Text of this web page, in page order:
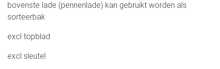
bovenste lade (pennenlade) kan gebruikt worden als
sorteerbak
excl topblad
excl sleutel